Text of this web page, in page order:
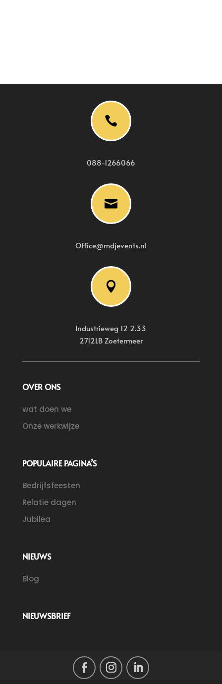

088-1266066

Office@mdjevents.nl

Industrieweg 12 2.33
2712LB Zoetermeer
OVER ONS
wat doen we
Onze werkwijze
POPULAIRE PAGINA’S
Bedrijfsfeesten
Relatie dagen
Jubilea
NIEUWS
Blog
NIEUWSBRIEF